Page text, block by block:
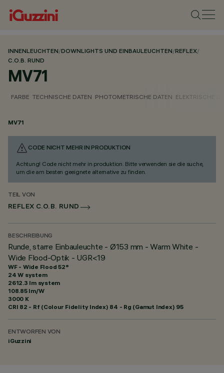
INNENLEUCHTEN/DOWNLIGHTS UND EINBAULEUCHTEN/REFLEX/
C.O.B. RUND
MV71
FARBE TECHNISCHE DATEN PHOTOMETRISCHE DATEN ELEKTRISCHE
MV71
CODE NICHT MEHR IN PRODUKTION
Achtung! Code nicht mehr in produktion. Bitte verwenden sie die suche,
um die am besten geeignete alternative zu finden.
TEIL VON
REFLEX C.O.B. RUND
BESCHREIBUNG
Runde, starre Einbauleuchte - Ø153 mm - Warm White -
Wide Flood-Optik - UGR<19
WF - Wide Flood 52°
24 W system
2612.3 lm system
108.85 lm/W
3000 K
CRI 82 - Rf (Colour Fidelity Index) 84 - Rg (Gamut Index) 95
ENTWORFEN VON
iGuzzini